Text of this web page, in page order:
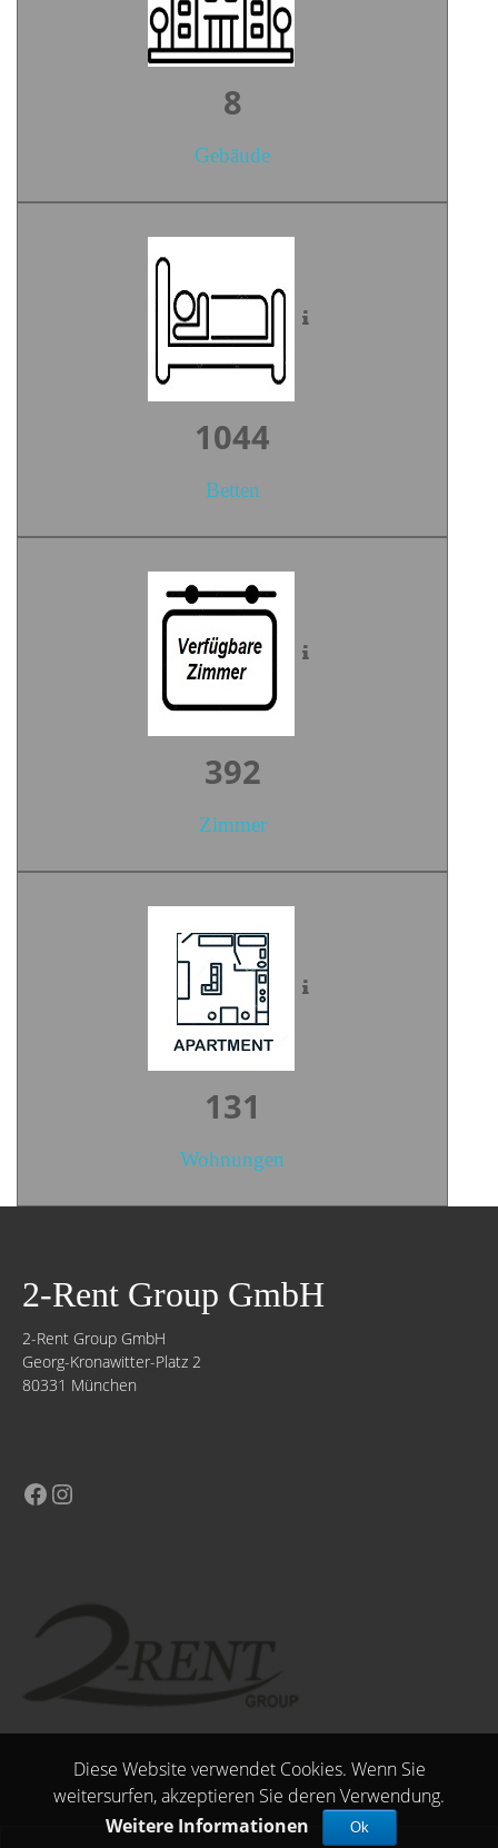
11
Gebäude
1459
Betten
547
Zimmer
183
Wohnungen
2-Rent Group GmbH
2-Rent Group GmbH
Georg-Kronawitter-Platz 2
80331 München
Diese Website verwendet Cookies. Wenn Sie
weitersurfen, akzeptieren Sie deren Verwendung.
Weitere Informationen
Ok